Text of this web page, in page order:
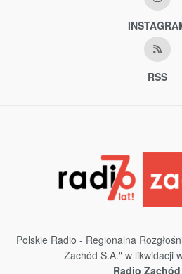
RSS
Polskie Radio - Regionalna
Zachód S.A." w likwidacji
Radio Zachód